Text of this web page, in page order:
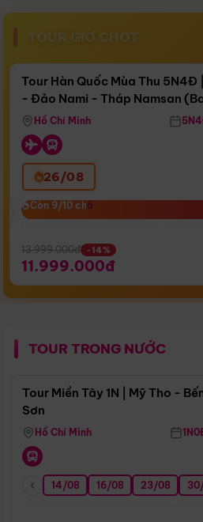
TOUR GIỜ CHÓT
Còn17 ngày 13:18:26
Bay Sun Phuquoc Airways
Tour Hàn Quốc Mùa Thu
- Đảo Nami - Tháp Namsan
Airways)
Hồ Chí Minh
26/08
Còn 9/10 chỗ
Còn 9/10 chỗ
13.999.000đ -14%
11.999.000đ
TOUR TRONG NƯỚC
Tour Miền Tây 1N | Mỹ Tho -
Sơn
Hồ Chí Minh
14/08 16/08 23/08